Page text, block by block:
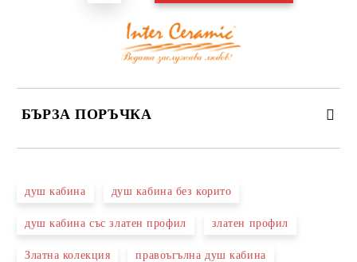
БЪРЗА ПОРЪЧКА
душ кабина душ кабина без корито
душ кабина със златен профил златен профил
Златна колекция правоъгълна душ кабина